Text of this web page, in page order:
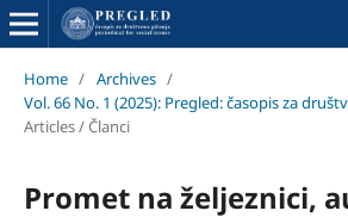
Home / Archives /
Vol. 66 No. 1 (2025): Pregled: časopis za
Articles / Članci
Promet na željeznici,